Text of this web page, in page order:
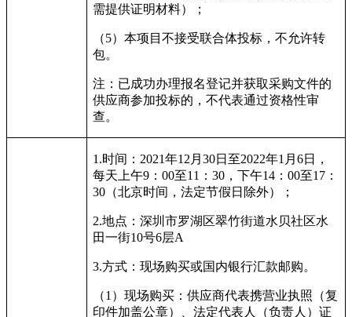
需提供证明材料）；
（5）本项目不接受联合体投标，不允许转
包。
注：已成功办理报名登记并获取采购文件的
供应商参加投标的，不代表通过资格性审
查。
1.时间： 2021年12 月 30日至2022年1 月 6日，
每天上午9 ： 00至11 ： 30 ，下午14 ： 00至17 ：
30 （北京时间，法定节假日除外）；
2.地点：深圳市罗湖区翠竹街道水贝社区水
田一街10号6层A
3.方式：现场购买或国内银行汇款邮购。
（1 ）现场购买：供应商代表携营业执照（复
印件加盖公章）、法定代表人（负责人）证